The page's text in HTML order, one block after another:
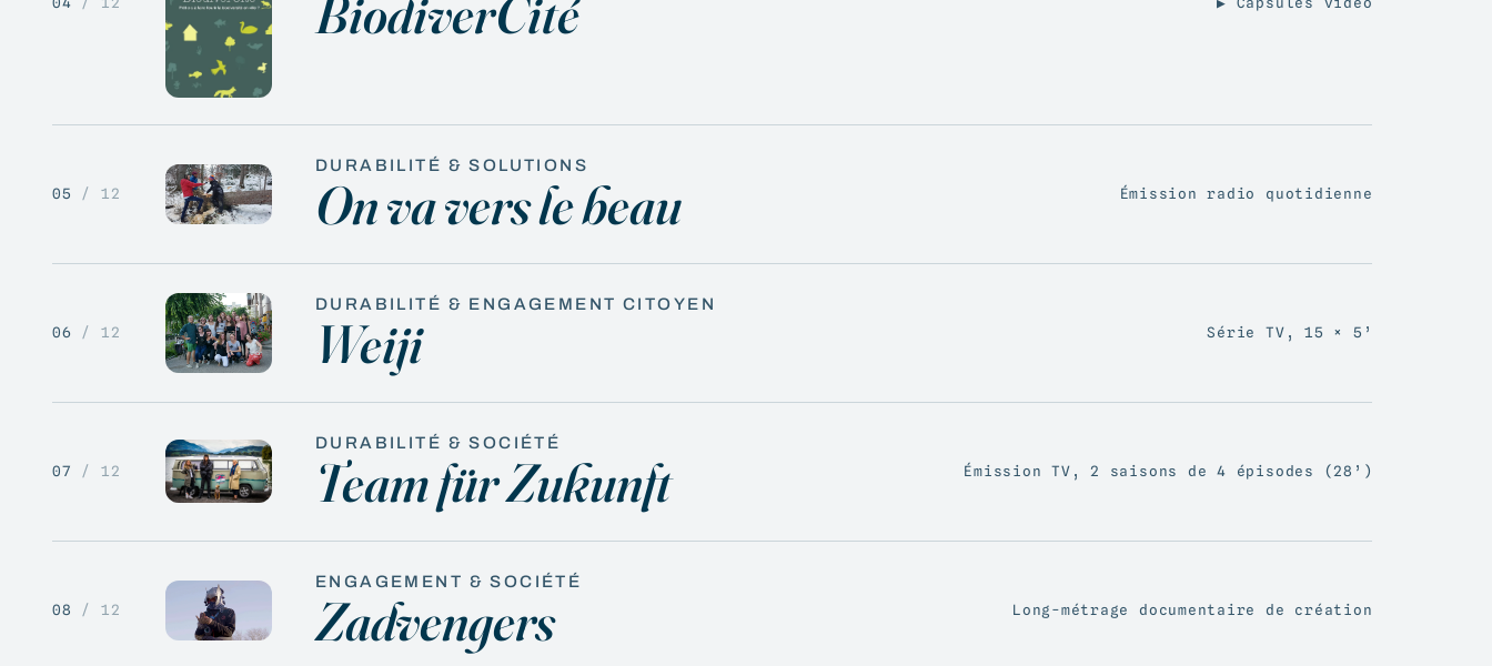
BiodiverCité
05 / 12
DURABILITÉ & SOLUTIONS
On va vers le beau Émission radio quotidienne
06 / 12
DURABILITÉ & ENGAGEMENT CITOYEN
Weiji Série TV, 15 × 5’
07 / 12
DURABILITÉ & SOCIÉTÉ
Team für Zukunft Émission TV, 2 saisons de 4 épisodes (28’)
08 / 12
ENGAGEMENT & SOCIÉTÉ
Zadvengers Long-métrage documentaire de création